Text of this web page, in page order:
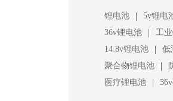
锂电池 | 5v锂电
36v锂电池
| 工
14.8v锂电池
| 低
聚合物锂电池
|
医疗锂电池
|